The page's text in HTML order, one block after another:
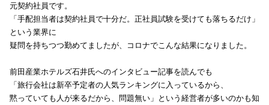
元契約社員です。
「手配担当者は契約社員で十分だ。正社員試験を受けても落ちるだけ」
という業界に
疑問を持ちつつ勤めてましたが、コロナでこんな結果になりました。
前田産業ホテルズ石井氏へのインタビュー記事を読んでも
「旅行会社は新卒予定者の人気ランキングに入っているから、
黙っていても人が来るだから、問題無い」という経営者が多いのかも知